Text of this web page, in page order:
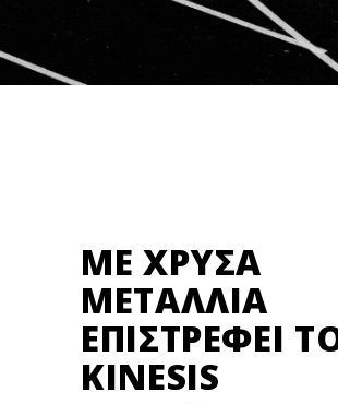
ΜΕ ΧΡΥΣΆ
ΜΕΤΆΛΛΙΑ
ΕΠΙΣΤΡΈΦΕΙ
KINESIS